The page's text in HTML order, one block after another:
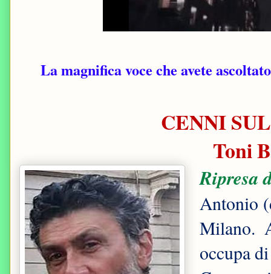
La magnifica voce che avete
CENNI
Toni
Ripresa
Antonio
Milano.
occupa